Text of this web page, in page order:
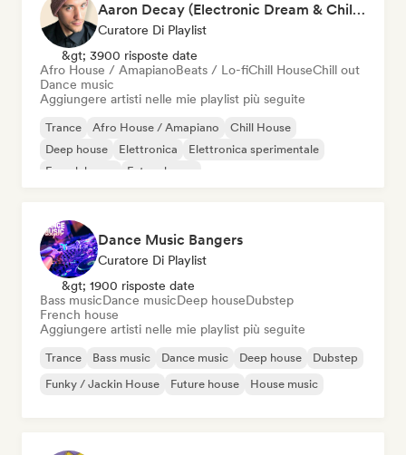
Aaron Decay (Electronic Dream & Chill Electronic Dream playlists)
Curatore Di Playlist
&gt; 3900 risposte date
Afro House / AmapianoBeats / Lo-fiChill HouseChill out
Dance music
Aggiungere artisti nelle mie playlist più seguite
Trance Afro House / Amapiano
Chill House
Deep house
Elettronica
Elettronica sperimentale
French house
Future house
Dance Music Bangers
Curatore Di Playlist
&gt; 1900 risposte date
Bass musicDance musicDeep houseDubstep
French house
Aggiungere artisti nelle mie playlist più seguite
Trance Bass music Dance music Deep house
Dubstep
Funky / Jackin House
Future house House music